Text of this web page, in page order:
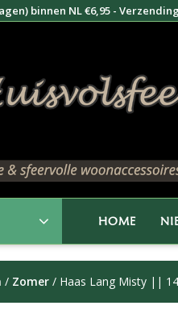
binnen NL €6,95 -
HOME
/ Zomer / Haas Lang Misty ||